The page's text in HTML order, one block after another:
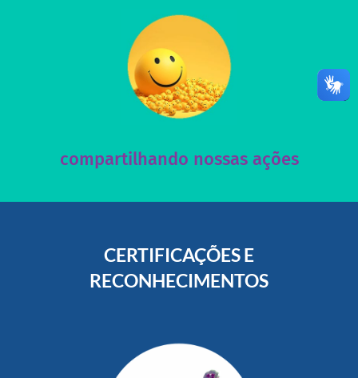
compartilhando nossas ações
Acesse nossas redes sociais e nos ajude compartilhando
nossos posts e nosso site!
acesse nosso instagram
CERTIFICAÇÕES E
RECONHECIMENTOS